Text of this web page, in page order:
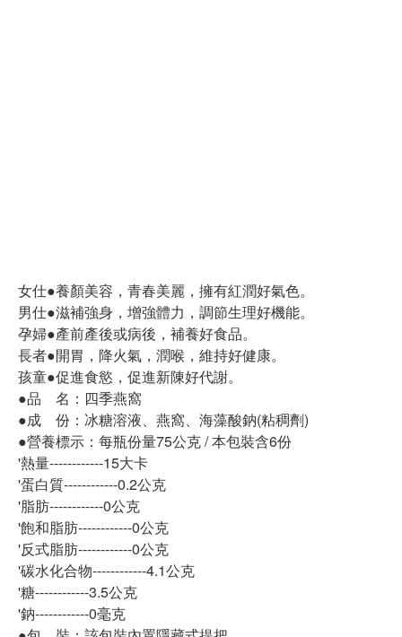
女仕●養顏美容，青春美麗，擁有紅潤好氣色。
男仕●滋補強身，增強體力，調節生理好機能。
孕婦●產前產後或病後，補養好食品。
長者●開胃，降火氣，潤喉，維持好健康。
孩童●促進食慾，促進新陳好代謝。
●品 名：四季燕窩
●成 份：冰糖溶液、燕窩、海藻酸鈉(粘稠劑)
●營養標示：每瓶份量75公克 / 本包裝含6份
'熱量------------15大卡
'蛋白質------------0.2公克
'脂肪------------0公克
'飽和脂肪------------0公克
'反式脂肪------------0公克
'碳水化合物------------4.1公克
'糖------------3.5公克
'鈉------------0毫克